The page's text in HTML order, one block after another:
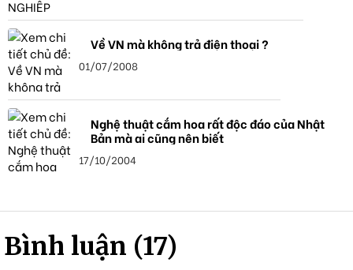
Về VN mà không trả điện thoại ?
01/07/2008
Nghệ thuật cắm hoa rất độc đáo của Nhật
Bản mà ai cũng nên biết
17/10/2004
Bình luận (17)